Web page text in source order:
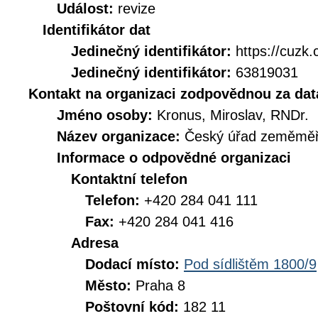
Událost: revize
Identifikátor dat
Jedinečný identifikátor: https://
Jedinečný identifikátor: 63819031
Kontakt na organizaci zodpovědnou za
Jméno osoby: Kronus, Miroslav, RNDr.
Název organizace: Český úřad
Informace o odpovědné organizaci
Kontaktní telefon
Telefon: +420 284 041 111
Fax: +420 284 041 416
Adresa
Dodací místo: Pod sídlištěm 1800/9
Město: Praha 8
Poštovní kód: 182 11